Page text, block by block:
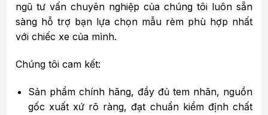
ngũ tư vấn chuyên nghiệp của chúng tôi luôn sẵn
sàng hỗ trợ bạn lựa chọn mẫu rèm phù hợp nhất
với chiếc xe của mình.
Chúng tôi cam kết:
Sản phẩm chính hãng, đầy đủ tem nhãn, nguồn
gốc xuất xứ rõ ràng, đạt chuẩn kiểm định chất